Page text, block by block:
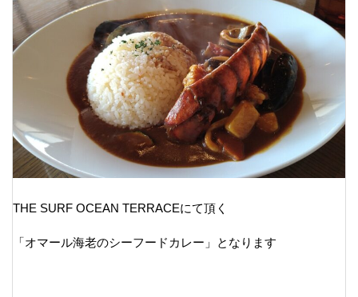
THE SURF OCEAN TERRACEにて頂く
「オマール海老のシーフードカレー」となります